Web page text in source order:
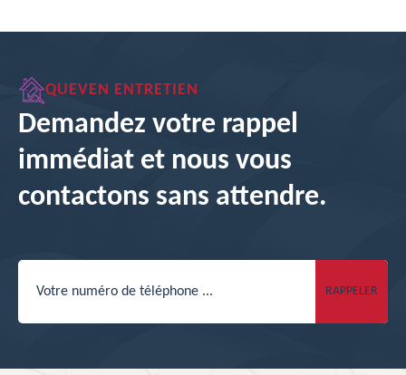
QUEVEN ENTRETIEN
Demandez votre rappel
immédiat et nous vous
contactons sans attendre.